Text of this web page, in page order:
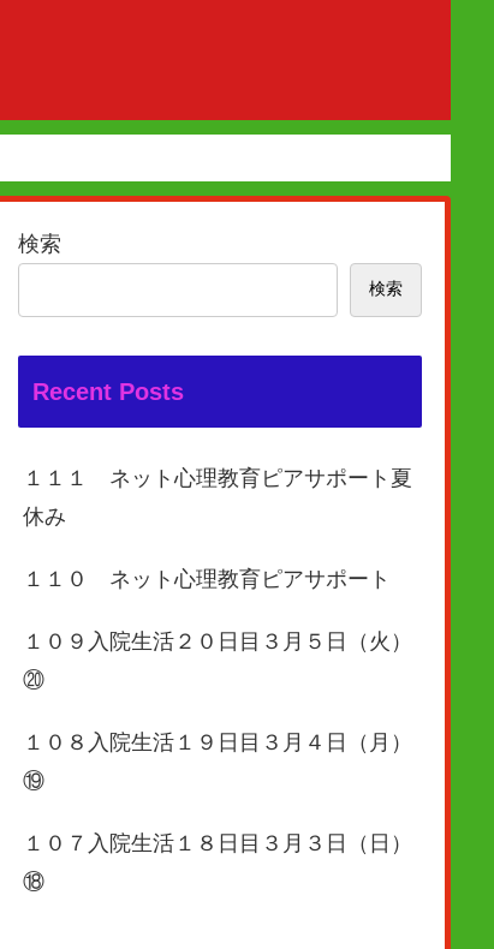
検索
検索
Recent Posts
１１１ ネット心理教育ピアサポート夏
休み
１１０ ネット心理教育ピアサポート
１０９入院生活２０日目３月５日（火）
⑳
１０８入院生活１９日目３月４日（月）
⑲
１０７入院生活１８日目３月３日（日）
⑱